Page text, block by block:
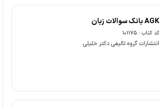
AGK بانک سوالات زبان
کد کتاب : 101175
انتشارات گروه تالیفی دکتر خلیلی